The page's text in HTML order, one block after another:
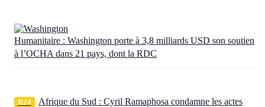
Humanitaire : Washington porte à 3,8 milliards USD son soutien
à l’OCHA dans 21 pays, dont la RDC
R24
Afrique du Sud : Cyril Ramaphosa condamne les actes